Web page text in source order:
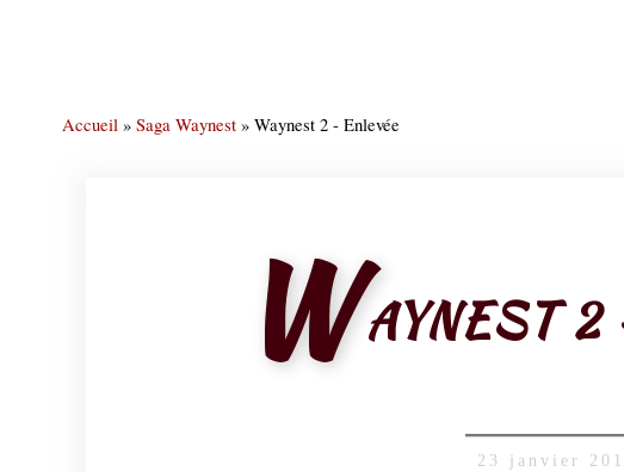
Accueil » Saga Waynest » Waynest 2 - Enlevée
WAYNEST 2
23 janvier